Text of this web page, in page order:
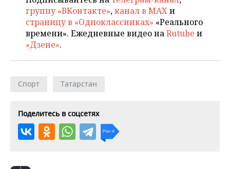
ВОЛЕЙБОЛ
КИБЕРСПОРТ
ХОККЕЙ С МЯЧОМ
ИСТОРИЯ
КУЛЬТУРА
ПРОИСШЕСТВИЯ
СПИСОК ПЕРСОН
СПИСОК КОМПАНИЙ
ПОЛНАЯ ВЕРСИЯ
группу «ВКонтакте»,канал в MAXи
страницу в «Одноклассниках» «Реального
времени». Ежедневные видео наRutube и
«Дзене».
Спорт Татарстан
Поделитесь в соцсетях